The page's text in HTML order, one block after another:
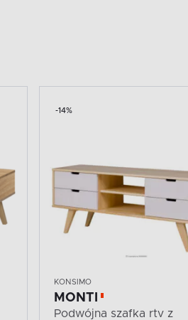
-14%
KONSIMO
MONTI
Podwójna szafka rtv z